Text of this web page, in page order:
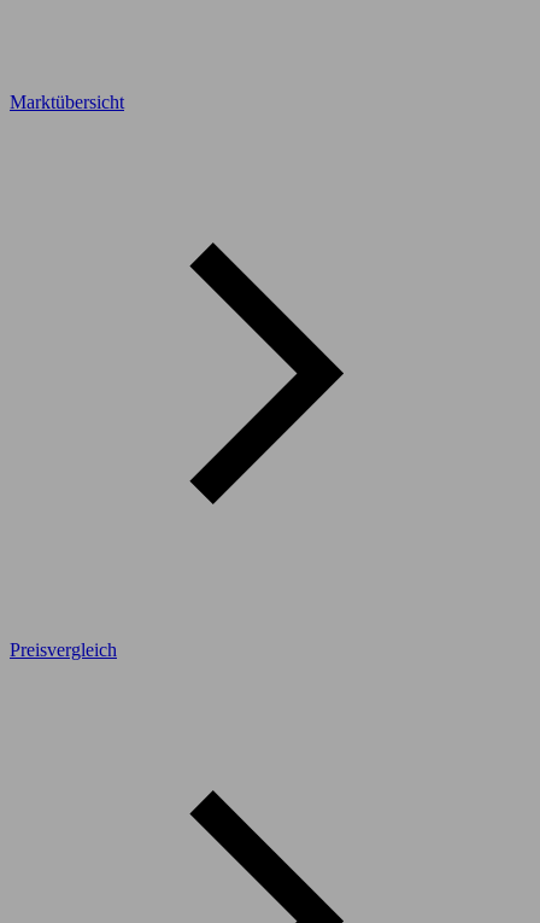
Marktübersicht
Preisvergleich